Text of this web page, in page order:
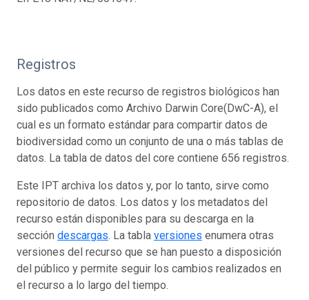
Registros
Los datos en este recurso de registros biológicos han
sido publicados como Archivo Darwin Core(DwC-A), el
cual es un formato estándar para compartir datos de
biodiversidad como un conjunto de una o más tablas de
datos. La tabla de datos del core contiene 656 registros.
Este IPT archiva los datos y, por lo tanto, sirve como
repositorio de datos. Los datos y los metadatos del
recurso están disponibles para su descarga en la
sección descargas. La tabla versiones enumera otras
versiones del recurso que se han puesto a disposición
del público y permite seguir los cambios realizados en
el recurso a lo largo del tiempo.